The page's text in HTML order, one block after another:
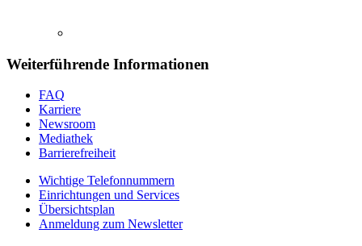
Weiterführende Informationen
FAQ
Karriere
Newsroom
Mediathek
Barrierefreiheit
Wichtige Telefonnummern
Einrichtungen und Services
Übersichtsplan
Anmeldung zum Newsletter